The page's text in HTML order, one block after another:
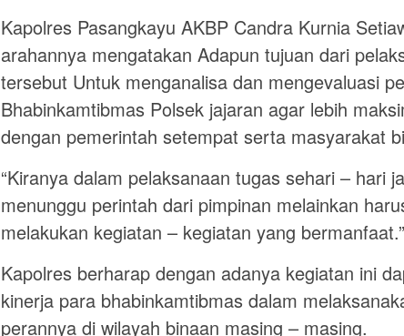
Kapolres Pasangkayu AKBP Candra Kurnia
arahannya mengatakan Adapun tujuan dari
tersebut Untuk menganalisa dan mengevaluasi
Bhabinkamtibmas Polsek jajaran agar lebih
dengan pemerintah setempat serta masyarakat
“Kiranya dalam pelaksanaan tugas sehari – hari
menunggu perintah dari pimpinan melainkan
melakukan kegiatan – kegiatan yang
Kapolres berharap dengan adanya kegiatan ini
kinerja para bhabinkamtibmas dalam
perannya di wilayah binaan masing – masing.